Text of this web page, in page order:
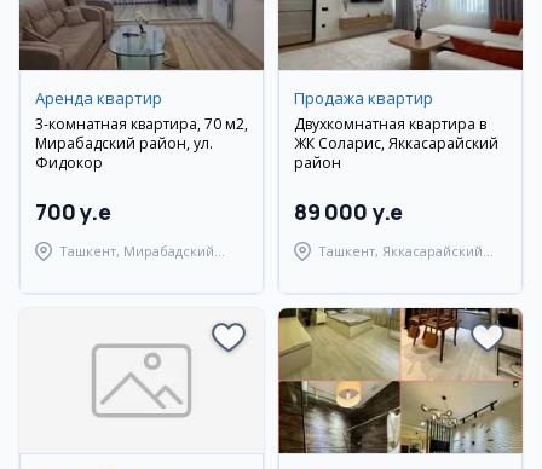
Аренда квартир
3-комнатная квартира, 70 м2,
Мирабадский район, ул.
Фидокор
700 y.e
Ташкент, Мирабадский
Продажа квартир
Двухкомнатная квартира в
ЖК Соларис, Яккасарайский
район
89 000 y.e
Ташкент, Яккасарайский